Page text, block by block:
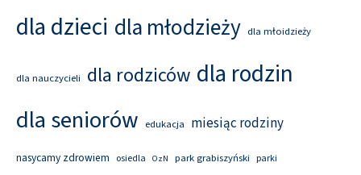
dla dzieci dla młodzieży dla młoidzieży
dla nauczycieli dla rodziców dla rodzin
dla seniorów edukacja miesiąc rodziny
nasycamy zdrowiem osiedla OzN park grabiszyński parki